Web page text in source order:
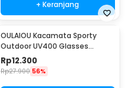
+ Keranjang
OULAIOU Kacamata Sporty
Outdoor UV400 Glasses
Silicone Frame - 9837
Rp12.300
Rp27.900 56%